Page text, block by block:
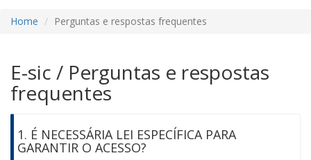
Home Perguntas e respostas frequentes
E-sic / Perguntas e respostas
frequentes
1. É NECESSÁRIA LEI ESPECÍFICA PARA
GARANTIR O ACESSO?